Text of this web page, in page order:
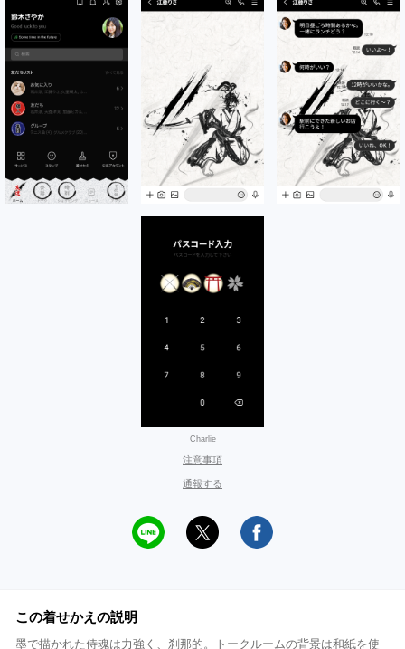
Charlie
注意事項
通報する
この着せかえの説明
墨で描かれた侍魂は力強く、刹那的。トークルームの背景は和紙を使